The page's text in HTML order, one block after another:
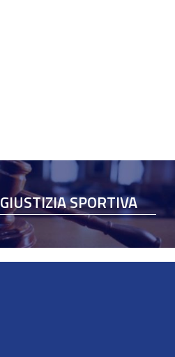
GIUSTIZIA SPORTIVA